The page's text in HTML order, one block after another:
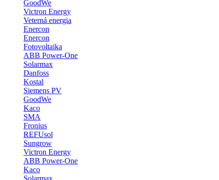
GoodWe
Victron Energy
Veterná energia
Enercon
Enercon
Fotovoltaika
ABB Power-One
Solarmax
Danfoss
Kostal
Siemens PV
GoodWe
Kaco
SMA
Fronius
REFUsol
Sungrow
Victron Energy
ABB Power-One
Kaco
Solarmax